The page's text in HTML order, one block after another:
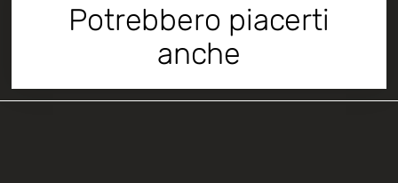
Potrebbero piacerti
anche